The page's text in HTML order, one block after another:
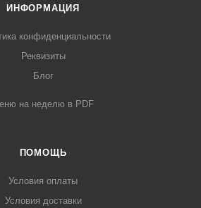
ИНФОРМАЦИЯ
конфиденциальности
Реквизиты
Блог
на неделю в PDF
ПОМОЩЬ
Условия оплаты
Условия доставки